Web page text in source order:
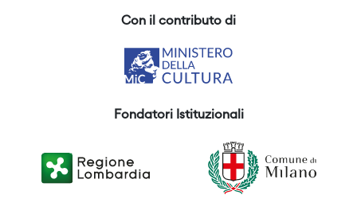
Con il contributo di
Fondatori Istituzionali